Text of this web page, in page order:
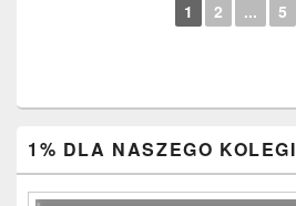
1 2 ... 5
Sidebar
Widget
Area
1% DLA NASZEGO KOLEGI